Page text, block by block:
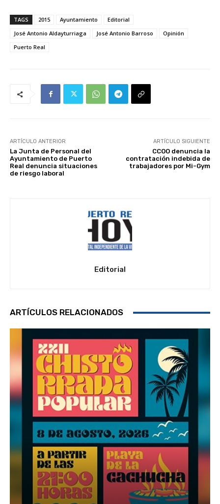
TAGS 2015 Ayuntamiento
Editorial
José Antonio Aldayturriaga
José Antonio Barroso
Opinión
Puerto Real
ARTÍCULO ANTERIOR
La Junta de Personal del
Ayuntamiento de Puerto
Real denuncia situaciones
de riesgo laboral
ARTÍCULO SIGUIENTE
CCOO denuncia la
contratación indebida de
trabajadores por Mi-Gym
Editorial
ARTÍCULOS RELACIONADOS